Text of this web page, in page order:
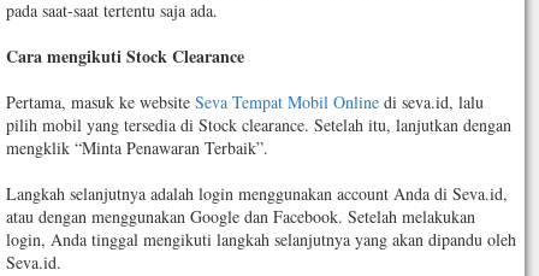
pada saat-saat tertentu saja ada.
Cara mengikuti Stock Clearance
Pertama, masuk ke website Seva Tempat Mobil Online di seva.id, lalu
pilih mobil yang tersedia di Stock clearance. Setelah itu, lanjutkan dengan
mengklik “Minta Penawaran Terbaik”.
Langkah selanjutnya adalah login menggunakan account Anda di Seva.id,
atau dengan menggunakan Google dan Facebook. Setelah melakukan
login, Anda tinggal mengikuti langkah selanjutnya yang akan dipandu oleh
Seva.id.